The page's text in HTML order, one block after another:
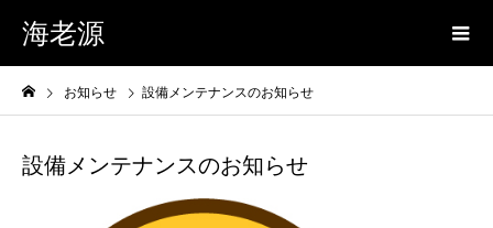
海老源
お知らせ 設備メンテナンスのお知らせ
設備メンテナンスのお知らせ